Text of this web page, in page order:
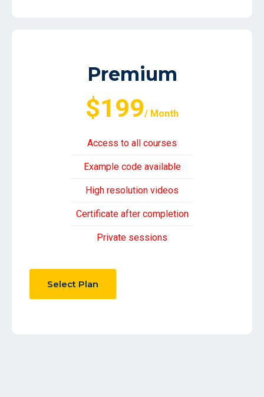
Premium
$199/ Month
Access to all courses
Example code available
High resolution videos
Certificate after completion
Private sessions
Select Plan